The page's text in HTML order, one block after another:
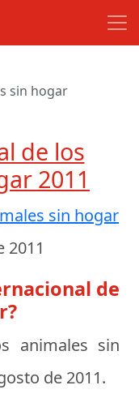
sin hogar
de los
2011
sin hogar
2011
de
animales sin
de 2011.